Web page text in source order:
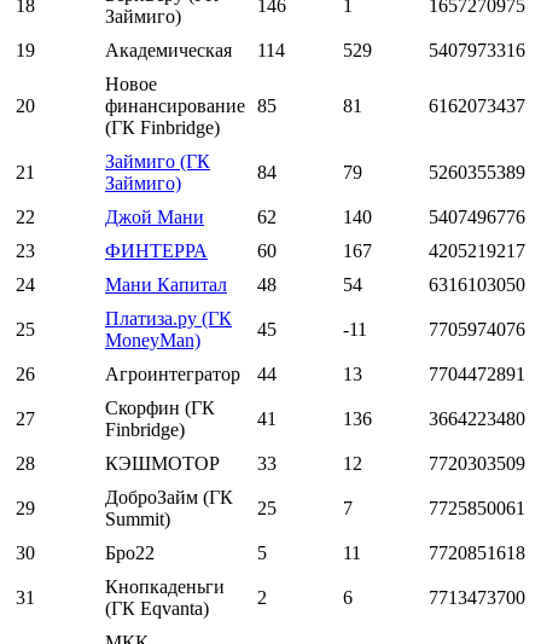
18
Займиго)
146 1 1657270975
19 Академическая 114 529 5407973316
20
Новое
финансирование
(ГК Finbridge)
85 81 6162073437
21
Займиго (ГК
Займиго)
84 79 5260355389
22 Джой Мани 62 140
5407496776
23
ФИНТЕРРА 60 167
4205219217
24
Мани Капитал 48 54 6316103050
25
Платиза.ру (ГК
MoneyMan)
45 -11 7705974076
26 Агроинтегратор 44 13 7704472891
27
Скорфин (ГК
Finbridge)
41 136 3664223480
28 КЭШМОТОР 33 12 7720303509
29
ДоброЗайм (ГК
Summit)
25 7 7725850061
30 Бро22 5 11 7720851618
31
Кнопкаденьги
(ГК Eqvanta)
2 6 7713473700